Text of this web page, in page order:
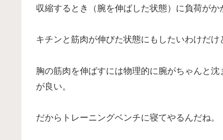
収縮するとき（腕を伸ばした状態）に負荷が
キチンと筋肉が伸びた状態にもしたいわけだ
胸の筋肉を伸ばすには物理的に腕がちゃんと
が良い。
だからトレーニングベンチに寝てやるんだね。